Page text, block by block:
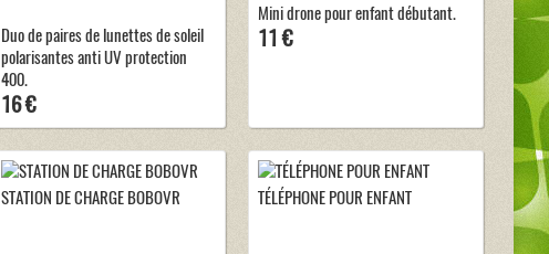
Duo de paires de lunettes de soleil
polarisantes anti UV protection
400.
16 €
Mini drone pour enfant débutant.
11 €
STATION DE CHARGE BOBOVR TÉLÉPHONE POUR ENFANT